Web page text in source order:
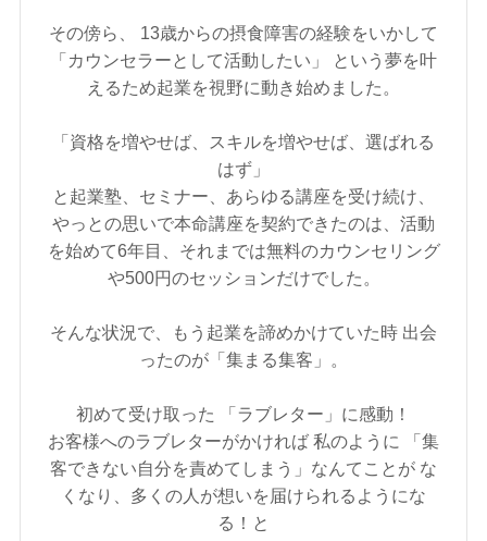
その傍ら、 13歳からの摂食障害の経験をいかして
「カウンセラーとして活動したい」 という夢を叶
えるため起業を視野に動き始めました。
「資格を増やせば、スキルを増やせば、選ばれる
はず」
と起業塾、セミナー、あらゆる講座を受け続け、
やっとの思いで本命講座を契約できたのは、活動
を始めて6年目、それまでは無料のカウンセリング
や500円のセッションだけでした。
そんな状況で、もう起業を諦めかけていた時 出会
ったのが「集まる集客」。
初めて受け取った 「ラブレター」に感動！
お客様へのラブレターがかければ 私のように 「集
客できない自分を責めてしまう」なんてことが な
くなり、多くの人が想いを届けられるようにな
る！と